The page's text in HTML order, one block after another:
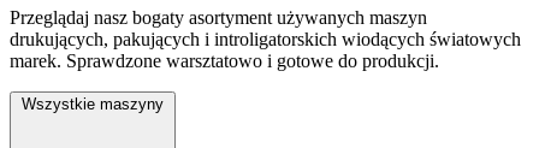
Przeglądaj nasz bogaty asortyment używanych maszyn
drukujących, pakujących i introligatorskich wiodących światowych
marek. Sprawdzone warsztatowo i gotowe do produkcji.
Wszystkie maszyny